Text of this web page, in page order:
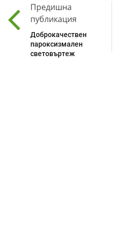
Предишна
публикация
Доброкачествен
пароксизмален
световъртеж